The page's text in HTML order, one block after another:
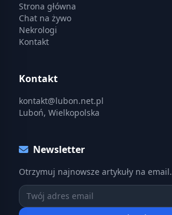
Strona główna
Chat na żywo
Nekrologi
Kontakt
Kontakt
kontakt@lubon.net.pl
Luboń, Wielkopolska
Newsletter
Otrzymuj najnowsze artykuły na email.